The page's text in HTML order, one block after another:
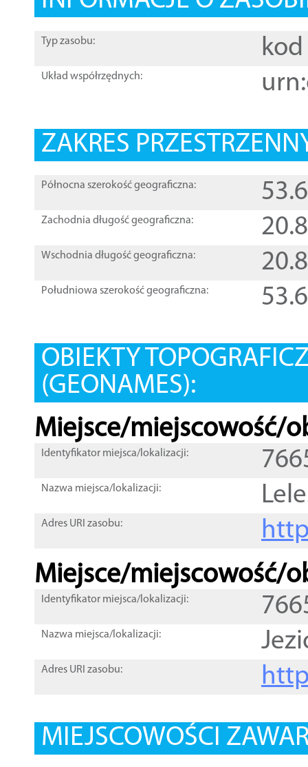
Typ zasobu: kod
Układ współrzędnych:
ZAKRES
Północna szerokość geograficzna:
Zachodnia długość geograficzna:
Wschodnia długość geograficzna:
Południowa szerokość geograficzna:
OBIEKTY
(GEONAMES):
Miejsce/miejscowość/
Identyfikator miejsca/lokalizacji:
Nazwa miejsca/lokalizacji:
Adres URI zasobu:
Miejsce/miejscowość/
Identyfikator miejsca/lokalizacji:
Nazwa miejsca/lokalizacji:
Adres URI zasobu:
MIEJSCOWOŚCI